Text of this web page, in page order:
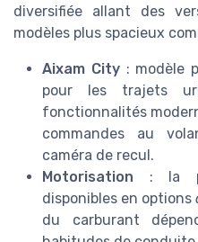
diversifiée allant des
modèles plus spacieux
Aixam City: modèle
pour les trajets
fonctionnalités
commandes au
caméra de recul.
Motorisation : la
disponibles en options
du carburant